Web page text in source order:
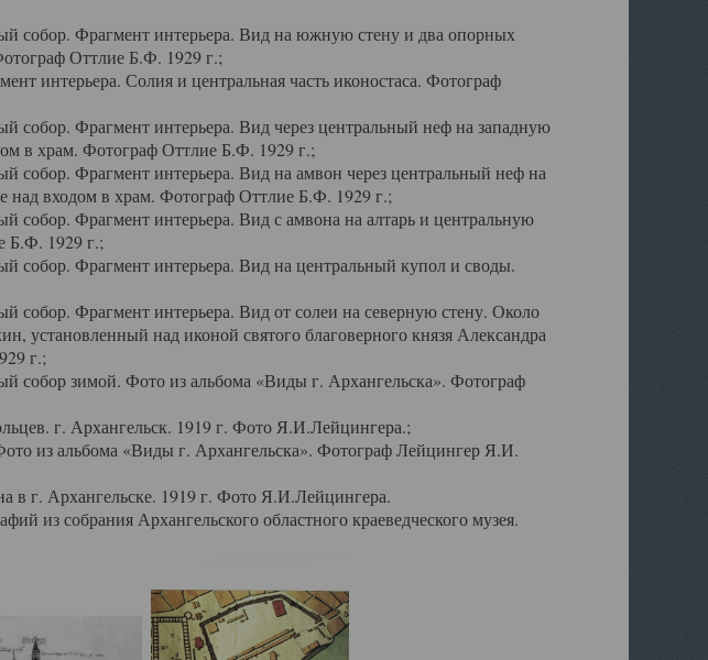
собор. Фрагмент интерьера. Вид на южную стену и два опорных
Оттлие Б.Ф. 1929 г.;
интерьера. Солия и центральная часть иконостаса. Фотограф
Фрагмент интерьера. Вид через центральный неф на западную
в храм. Фотограф Оттлие Б.Ф. 1929 г.;
Фрагмент интерьера. Вид на амвон через центральный неф на
над входом в храм. Фотограф Оттлие Б.Ф. 1929 г.;
Фрагмент интерьера. Вид с амвона на алтарь и центральную
Б.Ф. 1929 г.;
Фрагмент интерьера. Вид на центральный купол и своды.
Фрагмент интерьера. Вид от солеи на северную стену. Около
установленный над иконой святого благоверного князя Александра
г.;
зимой. Фото из альбома «Виды г. Архангельска». Фотограф
г. Архангельск. 1919 г. Фото Я.И.Лейцингера.;
из альбома «Виды г. Архангельска». Фотограф Лейцингер Я.И.
в г. Архангельске. 1919 г. Фото Я.И.Лейцингера.
из собрания Архангельского областного краеведческого музея.